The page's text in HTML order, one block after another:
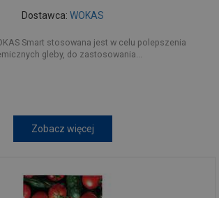
Dostawca: WOKAS
Smart stosowana jest w celu polepszenia
gleby, do zastosowania...
Zobacz więcej